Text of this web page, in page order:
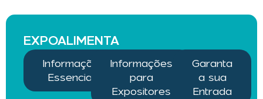
EXPOALIMENTA
Informações
Essenciais
Informações
para
Expositores
Garanta
a sua
Entrada